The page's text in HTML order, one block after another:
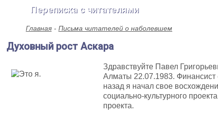
Переписка с читателями
Главная Письма читателей о наболевшем
Духовный рост Аскара
Здравствуйте Павел
Алматы 22.07.1983. Финансист
назад я начал свое
социально-культурного
проекта.